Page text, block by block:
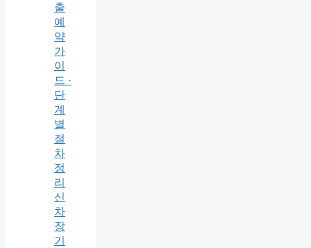
출
예
약
가
이
드 ·
단
계
별
절
차
정
리
신
차
장
기